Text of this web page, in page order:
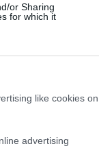
or Sharing
for which it
like cookies on
advertising
le
la